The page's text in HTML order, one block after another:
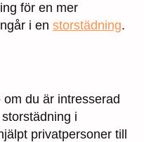
för en mer
i en storstädning.
du är intresserad
i
privatpersoner till